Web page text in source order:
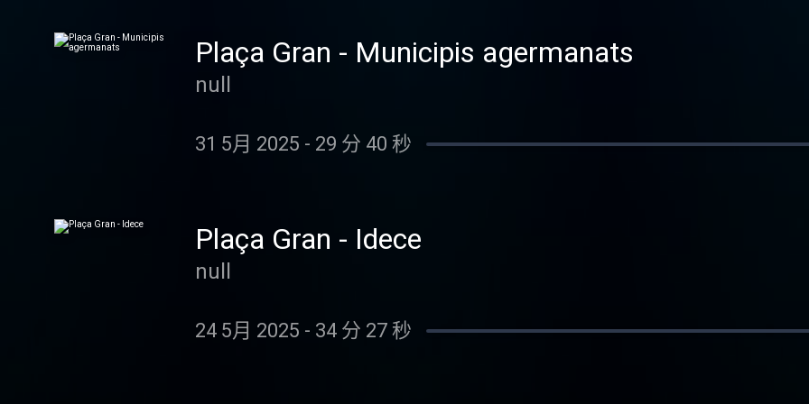
Plaça Gran - Municipis agermanats
null
31 5月 2025 - 29 分 40 秒
Plaça Gran - Idece
null
24 5月 2025 - 34 分 27 秒